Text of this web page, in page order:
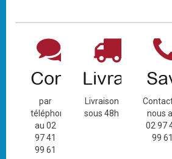
Contact
par
téléphone
au 02
97 41
99 61
Livraison
Livraison
sous 48h
nous
02 97
99 61